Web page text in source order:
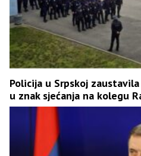
Policija u Srpskoj
u znak sjećanja na kolegu